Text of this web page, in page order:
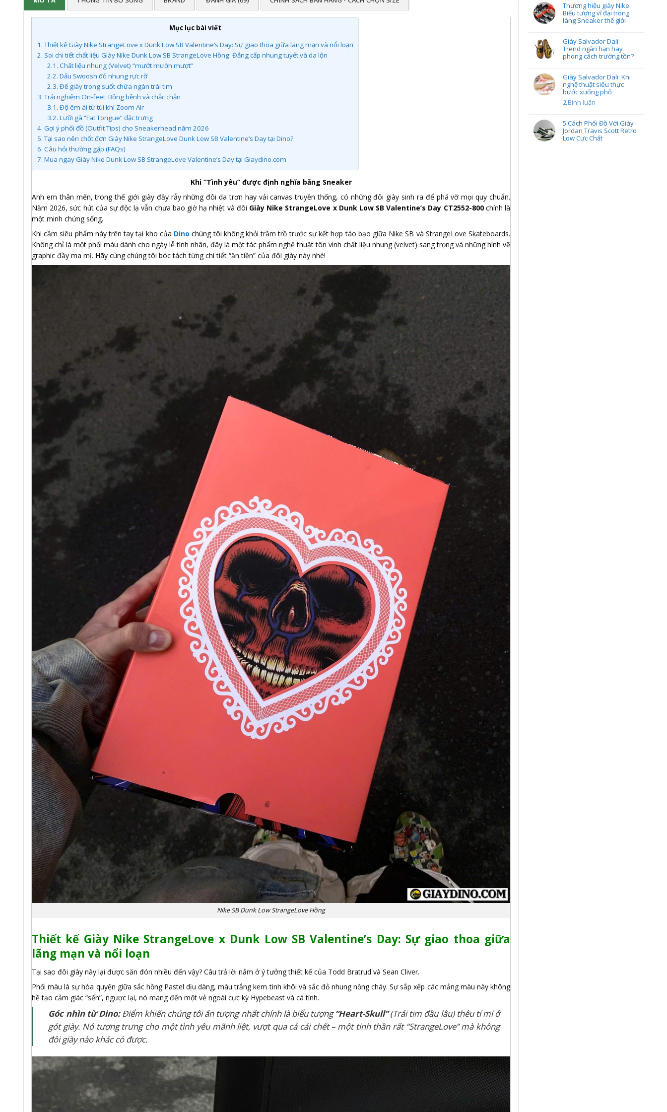
Thương hiệu giày Nike:
Biểu tượng vĩ đại trong
làng Sneaker thế giới
Giày Salvador Dali:
Trend ngắn hạn hay
phong cách trường tồn?
Giày Salvador Dali: Khi
nghệ thuật siêu thực
bước xuống phố
2Bình luận
5 Cách Phối Đồ Với Giày
Jordan Travis Scott Retro
Low Cực Chất
Mục lục bài viết
1.Thiết kế Giày Nike StrangeLove x Dunk Low SB Valentine’s Day: Sự giao thoa giữa lãng mạn và nổi loạn
2. Soi chi tiết chất liệu Giày Nike Dunk Low SB StrangeLove Hồng: Đẳng cấp nhung tuyết và da lộn
2.1. Chất liệu nhung (Velvet) “mướt mườn mượt”
2.2. Dấu Swoosh đỏ nhung rực rỡ
2.3. Đế giày trong suốt chứa ngàn trái tim
3.Trải nghiệm On-feet: Bồng bềnh và chắc chắn
3.1. Độ êm ái từ túi khí Zoom Air
3.2. Lưỡi gà “Fat Tongue” đặc trưng
4. Gợi ý phối đồ (Outfit Tips) cho Sneakerhead năm 2026
5.Tại sao nên chốt đơn Giày Nike StrangeLove Dunk Low SB Valentine’s Day tại Dino?
6. Câu hỏi thường gặp (FAQs)
7. Mua ngay Giày Nike Dunk Low SB StrangeLove Valentine’s Day tại Giaydino.com
Khi “Tình yêu” được định nghĩa bằng Sneaker
Anh em thân mến, trong thế giới giày đầy rẫy những đôi da trơn hay vải canvas truyền thống, có những đôi giày sinh ra để phá vỡ mọi quy chuẩn.
Năm 2026, sức hút của sự độc lạ vẫn chưa bao giờ hạ nhiệt và đôi Giày Nike StrangeLove x Dunk Low SB Valentine’s Day CT2552-800chính là
một minh chứng sống.
Khi cầm siêu phẩm này trên tay tại kho của Dinochúng tôi không khỏi trầm trồ trước sự kết hợp táo bạo giữa Nike SB và StrangeLove Skateboards.
Không chỉ là một phối màu dành cho ngày lễ tình nhân, đây là một tác phẩm nghệ thuật tôn vinh chất liệu nhung (velvet) sang trọng và những hình vẽ
graphic đầy ma mị. Hãy cùng chúng tôi bóc tách từng chi tiết “ăn tiền” của đôi giày này nhé!
Nike SB Dunk Low StrangeLove Hồng
Thiết kế Giày Nike StrangeLove x Dunk Low SB Valentine’s Day: Sự giao thoa giữa
lãng mạn và nổi loạn
Tại sao đôi giày này lại được săn đón nhiều đến vậy? Câu trả lời nằm ở ý tưởng thiết kế của Todd Bratrud và Sean Cliver.
Phối màu là sự hòa quyện giữa sắc hồng Pastel dịu dàng, màu trắng kem tinh khôi và sắc đỏ nhung nồng cháy. Sự sắp xếp các mảng màu này không
hề tạo cảm giác “sến”, ngược lại, nó mang đến một vẻ ngoài cực kỳ Hypebeast và cá tính.
Góc nhìn từ Dino:Điểm khiến chúng tôi ấn tượng nhất chính là biểu tượng“Heart-Skull”(Trái tim đầu lâu) thêu tỉ mỉ ở
gót giày. Nó tượng trưng cho một tình yêu mãnh liệt, vượt qua cả cái chết – một tinh thần rất “StrangeLove” mà không
đôi giày nào khác có được.